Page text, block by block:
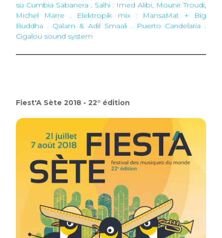
su Cumbia Sabanera . Salhi : Imed Alibi, Mounir Troudi,
Michel Marre . Elektropik mix : MansaMat + Big
Buddha . Qalam & Adil Smaali . Puerto Candelaria .
Cigalou sound system
Fiest'A Sète 2018 - 22° édition